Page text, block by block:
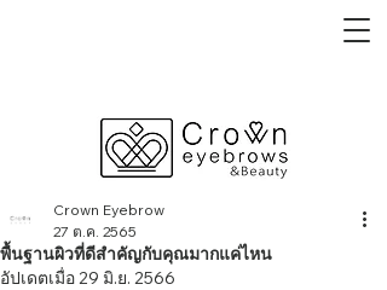
พื้นฐานผิวที่ดีสำคัญกับคุณมากแค่ไหน
Crown Eyebrow
27 ต.ค. 2565
อัปเดตเมื่อ29 มิ.ย. 2566